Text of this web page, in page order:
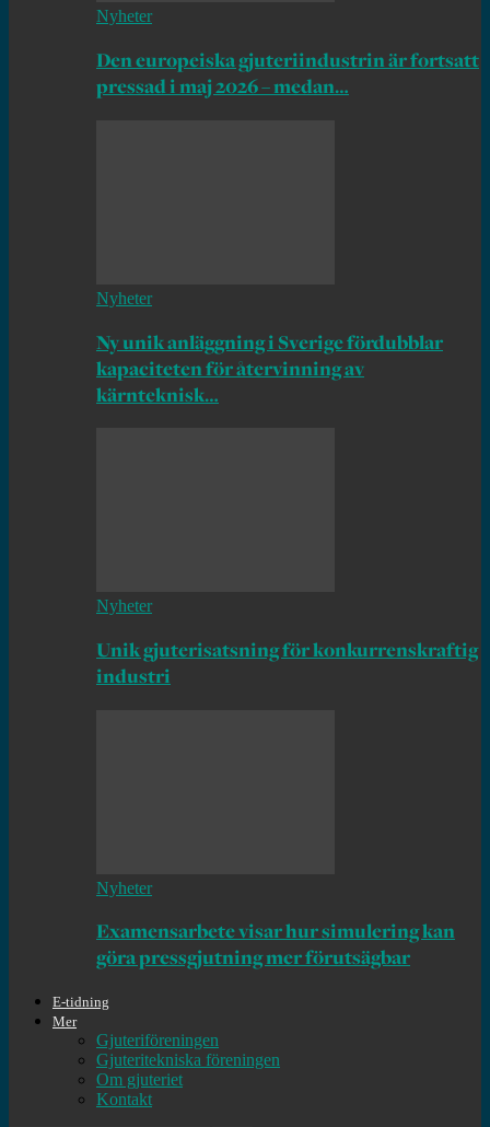
Nyheter
Den europeiska gjuteriindustrin är fortsatt
pressad i maj 2026 – medan…
Nyheter
Ny unik anläggning i Sverige fördubblar
kapaciteten för återvinning av
kärnteknisk…
Nyheter
Unik gjuterisatsning för konkurrenskraftig
industri
Nyheter
Examensarbete visar hur simulering kan
göra pressgjutning mer förutsägbar
E-tidning
Mer
Gjuteriföreningen
Gjuteritekniska föreningen
Om gjuteriet
Kontakt